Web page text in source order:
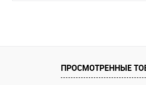
ПРОСМОТРЕННЫЕ